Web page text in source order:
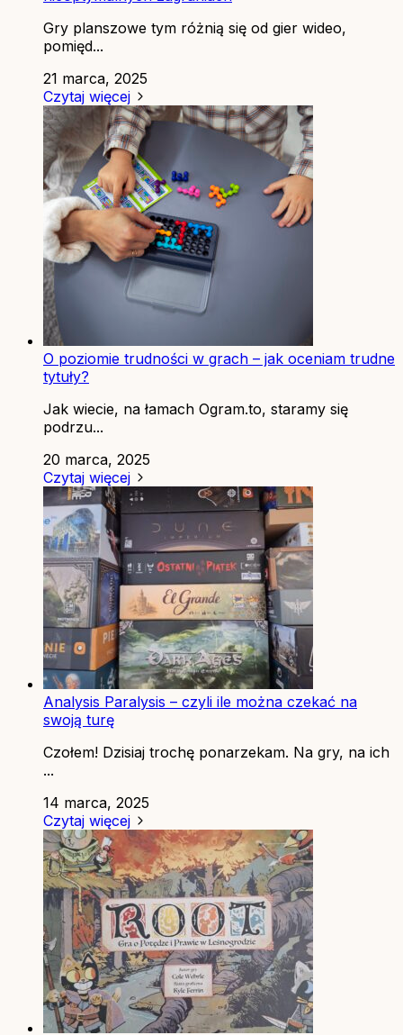
Gry planszowe tym różnią się od gier wideo,
pomięd...
21 marca, 2025
Czytaj więcej
O poziomie trudności w grach – jak oceniam trudne
tytuły?
Jak wiecie, na łamach Ogram.to, staramy się
podrzu...
20 marca, 2025
Czytaj więcej
Analysis Paralysis – czyli ile można czekać na
swoją turę
Czołem! Dzisiaj trochę ponarzekam. Na gry, na ich
...
14 marca, 2025
Czytaj więcej